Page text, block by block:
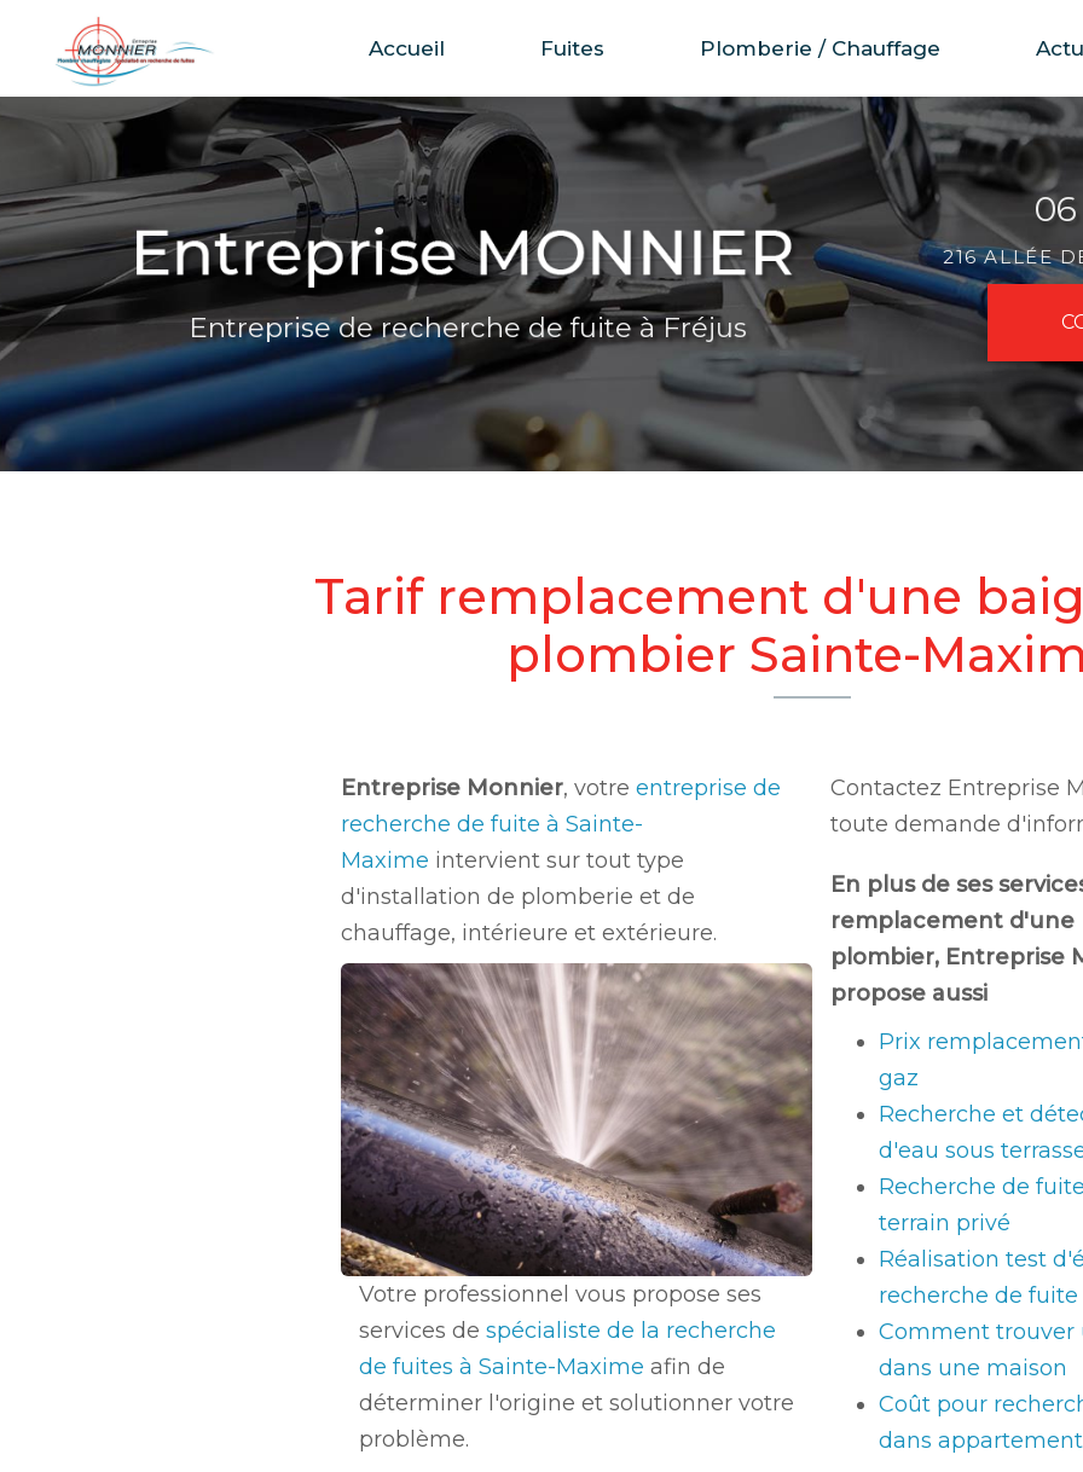
Aller
contenu
principal
Accueil Fuites Plomberie / Chauffage
Entreprise de recherche de fuite à Fréjus
216 ALLÉE
Tarif remplacement d'une
plombier Sainte-
Entreprise Monnier, votre entreprise de
recherche de fuite à Sainte-
Maxime intervient sur tout type
d'installation de plomberie et de
chauffage, intérieure et extérieure.
Votre professionnel vous propose ses
services de spécialiste de la recherche
de fuites à Sainte-Maxime afin de
déterminer l'origine et solutionner votre
problème.
Contactez Entreprise
toute demande
En plus de ses
remplacement d'une
plombier, Entreprise
propose aussi
Prix
gaz
Recherche et
d'eau sous
Recherche de
terrain privé
Réalisation test
recherche de fuite
Comment trouver
dans une maison
Coût pour
dans appartement